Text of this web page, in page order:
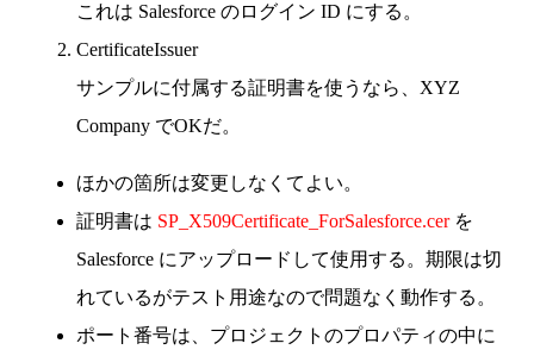
これは Salesforce のログイン ID にする。
CertificateIssuer
サンプルに付属する証明書を使うなら、XYZ
Company でOKだ。
ほかの箇所は変更しなくてよい。
証明書は SP_X509Certificate_ForSalesforce.cerを
Salesforce にアップロードして使用する。期限は切
れているがテスト用途なので問題なく動作する。
ポート番号は、プロジェクトのプロパティの中に